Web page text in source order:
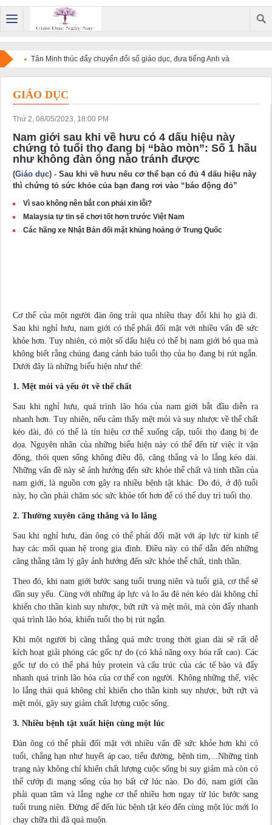
Tân Minh thúc đẩy chuyển đổi số giáo dục, đưa tiếng Anh và
công nghệ đến gần hơn với học sinh
GIÁO DỤC
Thứ 2, 08/05/2023, 18:00 PM
Nam giới sau khi về hưu có 4 dấu hiệu này
chứng tỏ tuổi thọ đang bị “bào mòn”: Số 1 hầu
như không đàn ông nào tránh được
(Giáo dục) - Sau khi về hưu nếu cơ thể bạn có đủ 4 dấu hiệu này
thì chứng tỏ sức khỏe của bạn đang rơi vào “báo động đỏ”
Vì sao không nên bắt con phải xin lỗi?
Malaysia tự tin sẽ chơi tốt hơn trước Việt Nam
Các hãng xe Nhật Bản đối mặt khủng hoảng ở Trung Quốc
Cơ thể của một người đàn ông trải qua nhiều thay đổi khi họ già đi.
Sau khi nghỉ hưu, nam giới có thể phải đối mặt với nhiều vấn đề sức
khỏe hơn. Tuy nhiên, có một số dấu hiệu có thể bị nam giới bỏ qua mà
không biết rằng chúng đang cảnh báo tuổi thọ của họ đang bị rút ngắn.
Dưới đây là những biểu hiện như thế:
1. Mệt mỏi và yếu ớt về thể chất
Sau khi nghỉ hưu, quá trình lão hóa của nam giới bắt đầu diễn ra
nhanh hơn. Tuy nhiên, nếu cảm thấy mệt mỏi và suy nhược về thể chất
kéo dài, đó có thể là tín hiệu cơ thể xuống cấp, tuổi thọ đang bị đe
dọa. Nguyên nhân của những biểu hiện này có thể đến từ việc ít vận
động, thói quen sống không điều độ, căng thẳng và lo lắng kéo dài.
Những vấn đề này sẽ ảnh hưởng đến sức khỏe thể chất và tinh thần của
nam giới, là nguồn cơn gây ra nhiều bệnh tật khác. Do đó, ở độ tuổi
này, họ cần phải chăm sóc sức khỏe tốt hơn để có thể duy trì tuổi thọ.
2. Thường xuyên căng thẳng và lo lắng
Sau khi nghỉ hưu, đàn ông có thể phải đối mặt với áp lực từ kinh tế
hay các mốiquan hệ trong gia đình. Điều này có thể dẫn đến những
căng thẳng tâm lý gây ảnh hưởng đến sức khỏe thể chất, tinh thần.
Theo đó, khi nam giới bước sang tuổi trung niên và tuổi già, cơ thể sẽ
dần suy yếu. Cùng với những áp lực và lo âu đè nén kéo dài không chỉ
khiến cho thần kinh suy nhược, bứt rứt và mệt mỏi, mà còn đẩy nhanh
quá trình lão hóa, khiến tuổi thọ bị rút ngắn.
Khi một người bị căng thẳng quá mức trong thời gian dài sẽ rất dễ
kích hoạt giải phóng các gốc tự do (có khả năng oxy hóa rất cao). Các
gốc tự do có thể phá hủy protein và cấu trúc của các tế bào và đẩy
nhanh quá trình lão hóa của cơ thể con người. Không những thế, việc
lo lắng thái quá không chỉ khiến cho thần kinh suy nhược, bứt rứt và
mệt mỏi, gây suy giảm chất lượng cuộc sống.
3. Nhiều bệnh tật xuất hiện cùng một lúc
Đàn ông có thể phải đối mặt với nhiều vấn đề sức khỏe hơn khi có
tuổi, chẳng hạn như huyết áp cao, tiểu đường, bệnh tim,...Những tình
trạng này không chỉ khiến chất lượng cuộc sống bị suy giảm mà còn có
thể cướp đi mạng sống của họ bất cứ lúc nào. Do đó, nam giới cần
phải quan tâm và lắng nghe cơ thể nhiều hơn ngay từ lúc bước sang
tuổi trung niên. Đừng để đến lúc bệnh tật kéo đến cùng một lúc mới lo
chạy chữa thì đã quá muộn.